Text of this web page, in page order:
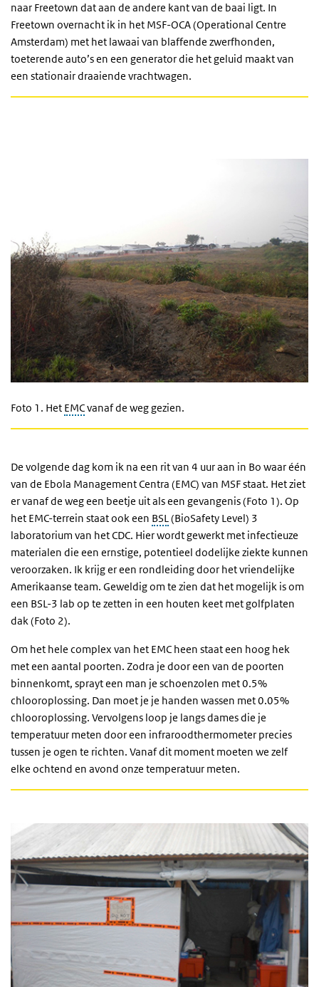
naar Freetown dat aan de andere kant van de baai ligt. In
Freetown overnacht ik in het MSF-OCA (Operational Centre
Amsterdam) met het lawaai van blaffende zwerfhonden,
toeterende auto’s en een generator die het geluid maakt van
een stationair draaiende vrachtwagen.
Foto 1. Het EMCvanaf de weg gezien.
De volgende dag kom ik na een rit van 4 uur aan in Bo waar één
van de Ebola Management Centra (EMC) van MSF staat. Het ziet
er vanaf de weg een beetje uit als een gevangenis (Foto 1). Op
het EMC-terrein staat ook een BSL (BioSafety Level) 3
laboratorium van het CDC. Hier wordt gewerkt met infectieuze
materialen die een ernstige, potentieel dodelijke ziekte kunnen
veroorzaken. Ik krijg er een rondleiding door het vriendelijke
Amerikaanse team. Geweldig om te zien dat het mogelijk is om
een BSL-3 lab op te zetten in een houten keet met golfplaten
dak (Foto 2).
Om het hele complex van het EMC heen staat een hoog hek
met een aantal poorten. Zodra je door een van de poorten
binnenkomt, sprayt een man je schoenzolen met 0.5%
chlooroplossing. Dan moet je je handen wassen met 0.05%
chlooroplossing. Vervolgens loop je langs dames die je
temperatuur meten door een infraroodthermometer precies
tussen je ogen te richten. Vanaf dit moment moeten we zelf
elke ochtend en avond onze temperatuur meten.